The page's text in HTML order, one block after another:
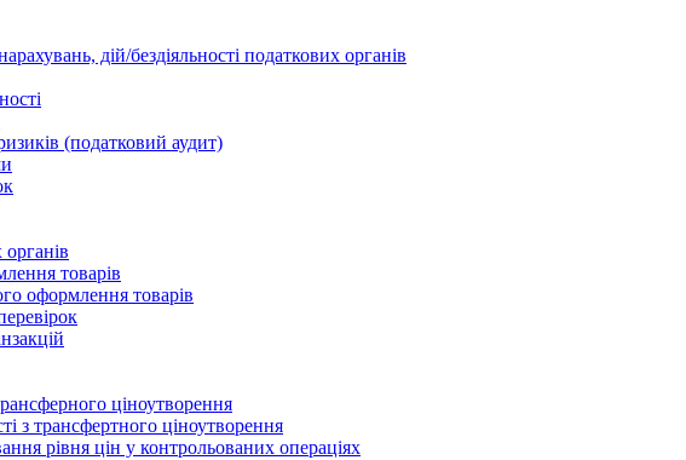
дій/бездіяльності податкових органів
(податковий аудит)
товарів
оформлення товарів
ціноутворення
з трансфертного ціноутворення
рівня цін у контрольованих операціях